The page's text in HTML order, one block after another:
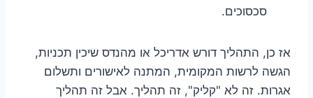
סכסוכים.
אז כן, התהליך דורש אדריכל או מהנדס שיכין תכניות,
הגשה לרשות המקומית, המתנה לאישורים ותשלום
אגרות. זה לא "קליק", זה תהליך. אבל זה תהליך